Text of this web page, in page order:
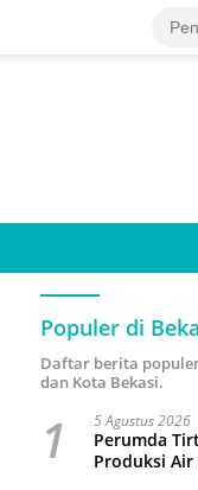
Populer di
Daftar berita
dan Kota Bekasi.
1 5 Agustus 2026
Perumda
Produksi Air